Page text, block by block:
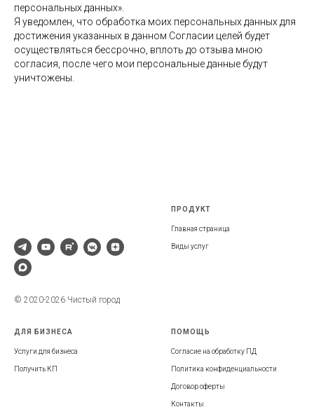
персональных данных».
Я уведомлен, что обработка моих персональных данных для
достижения указанных в данном Согласии целей будет
осуществляться бессрочно, вплоть до отзыва мною
согласия, после чего мои персональные данные будут
уничтожены.
© 2020-2026 Чистый город
ПРОДУКТ
Главная страница
Виды услуг
ДЛЯ БИЗНЕСА
Услуги для бизнеса
Получить КП
ПОМОЩЬ
Согласие на обработку ПД
Политика конфиденциальности
Договор оферты
Контакты